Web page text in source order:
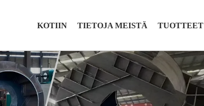
KOTIIN TIETOJA MEISTÄ TUOTTEET